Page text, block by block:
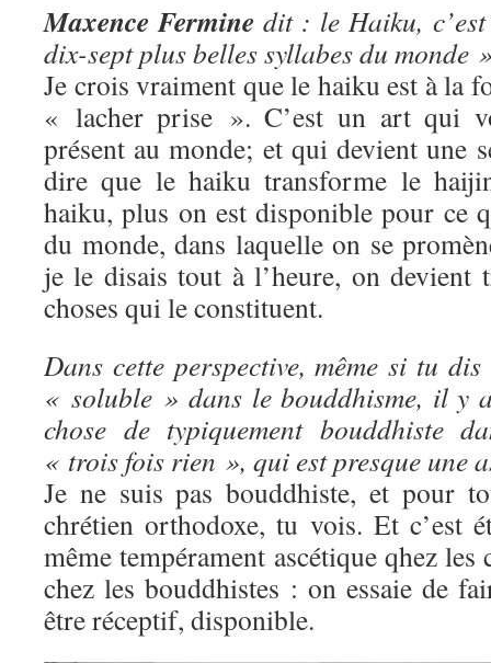
Maxence Fermine dit : le Haiku,
dix-sept plus belles syllabes du monde
Je crois vraiment que le haiku est à la
« lacher prise ». C’est un art qui
présent au monde; et qui devient une
dire que le haiku transforme le
haiku, plus on est disponible pour ce
du monde, dans laquelle on se
je le disais tout à l’heure, on devient
choses qui le constituent.
Dans cette perspective, même si tu
« soluble » dans le bouddhisme, il y
chose de typiquement bouddhiste
« trois fois rien », qui est presque une
Je ne suis pas bouddhiste, et pour
chrétien orthodoxe, tu vois. Et c’est
même tempérament ascétique qhez
chez les bouddhistes : on essaie de
être réceptif, disponible.